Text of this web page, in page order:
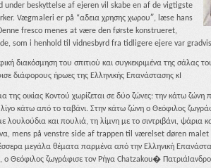
under beskyttelse af ejeren vil skabe en af ​​de vigtigste
Vægmaleri er på “αδεια χρησης χωρου″, læse hans
fresco menes at være den første konstrueret,
som i henhold til vidnesbyrd fra tidligere ejere var
διακόσμηση του σπιτιού και συγκεκριμένα της
διάφορους ήρωες της Ελληνικής Επανάστασης κI
της οικίας Κοντού χωρίζεται σε δύο ζώνες: την κάτω
κάτω από το ταβάνι. Στην κάτω ζώνη ο Θεόφιλος
λουλούδια και πουλιά, τη λίμνη με το σιντριβάνι, ψάρια
mens på venstre side af trappen til værelset døren malet
μεγάλα θέματα παρμένα από την Ελληνική
Θεόφιλος ζωγράφισε τον Ρήγα Chatzakou� ΠατριάIανδρο